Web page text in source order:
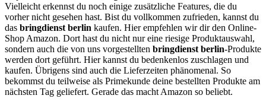
Vielleicht erkennst du noch einige zusätzliche Features, die du
vorher nicht gesehen hast. Bist du vollkommen zufrieden, kannst du
das bringdienst berlin kaufen. Hier empfehlen wir dir den Online-
Shop Amazon. Dort hast du nicht nur eine riesige Produktauswahl,
sondern auch die von uns vorgestellten bringdienst berlin-Produkte
werden dort geführt. Hier kannst du bedenkenlos zuschlagen und
kaufen. Übrigens sind auch die Lieferzeiten phänomenal. So
bekommst du teilweise als Primekunde deine bestellten Produkte am
nächsten Tag geliefert. Gerade das macht Amazon so beliebt.